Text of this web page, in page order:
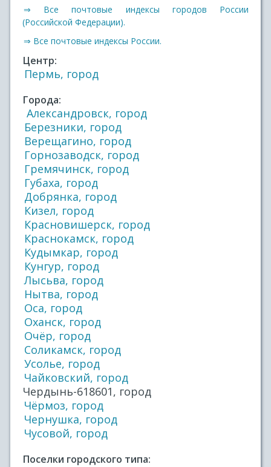
⇒ Все почтовые индексы городов России
(Российской Федерации).
⇒ Все почтовые индексы России.
Центр:
Пермь, город
Города:
Александровск, город
Березники, город
Верещагино, город
Горнозаводск, город
Гремячинск, город
Губаха, город
Добрянка, город
Кизел, город
Красновишерск, город
Краснокамск, город
Кудымкар, город
Кунгур, город
Лысьва, город
Нытва, город
Оса, город
Оханск, город
Очёр, город
Соликамск, город
Усолье, город
Чайковский, город
Чердынь-618601, город
Чёрмоз, город
Чернушка, город
Чусовой, город
Поселки городского типа: